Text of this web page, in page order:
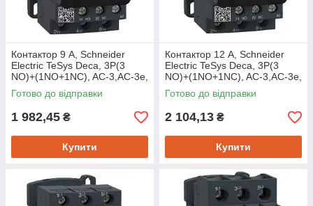
Контактор 9 А, Schneider
Electric TeSys Deca, 3P(3
NO)+(1NO+1NC), AC-3,AC-3e,
440 В, котушка AC 220 В
Готово до відправки
1 982,45 ₴
Купити
Контактор 12 А, Schneider
Electric TeSys Deca, 3P(3
NO)+(1NO+1NC), AC-3,AC-3e,
440 В, котушка AC 220 В
Готово до відправки
2 104,13 ₴
Купити